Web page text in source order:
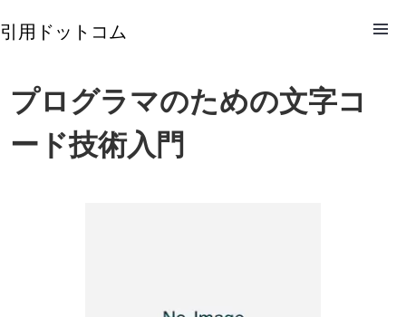
引用ドットコム
プログラマのための文字コ
ード技術入門